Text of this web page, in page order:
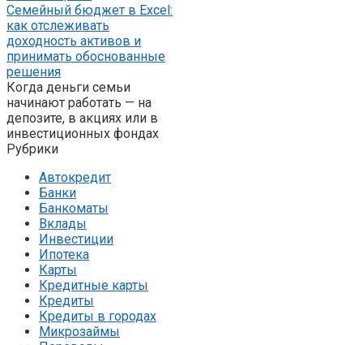
Семейный бюджет в Excel:
как отслеживать
доходность активов и
принимать обоснованные
решения
Когда деньги семьи
начинают работать — на
депозите, в акциях или в
инвестиционных фондах
Рубрики
Автокредит
Банки
Банкоматы
Вклады
Инвестиции
Ипотека
Карты
Кредитные карты
Кредиты
Кредиты в городах
Микрозаймы